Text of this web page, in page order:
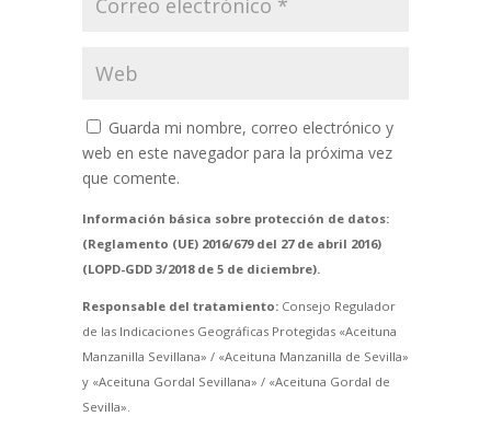
Guarda mi nombre, correo electrónico y
web en este navegador para la próxima vez
que comente.
Información básica sobre protección de datos:
(Reglamento (UE) 2016/679 del 27 de abril 2016)
(LOPD-GDD 3/2018 de 5 de diciembre).
Responsable del tratamiento:Consejo Regulador
de las Indicaciones Geográficas Protegidas «Aceituna
Manzanilla Sevillana» / «Aceituna Manzanilla de Sevilla»
y «Aceituna Gordal Sevillana» / «Aceituna Gordal de
Sevilla».